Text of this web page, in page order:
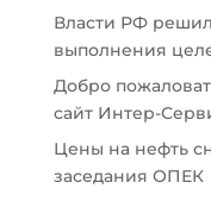
Власти РФ
выполнения
Добро
сайт Интер-
Цены на нефть
заседания ОПЕК